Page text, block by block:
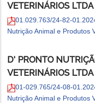
VETERINÁRIOS
01.029.763/24-82-
Nutrição Animal e Produtos
D' PRONTO
VETERINÁRIOS
01-029.765/24-08-
Nutrição Animal e Produtos